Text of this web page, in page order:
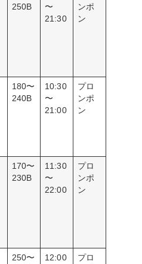
250B
〜
21:30
ンポ
ン
180〜
240B
10:30
〜
21:00
プロ
ンポ
ン
170〜
230B
11:30
〜
22:00
プロ
ンポ
ン
250〜
12:00
プロ